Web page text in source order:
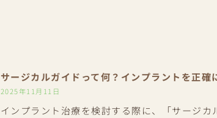
サージカルガイドって何？インプラントを正確
2025年11月11日
インプラント治療を検討する際に、「サージ